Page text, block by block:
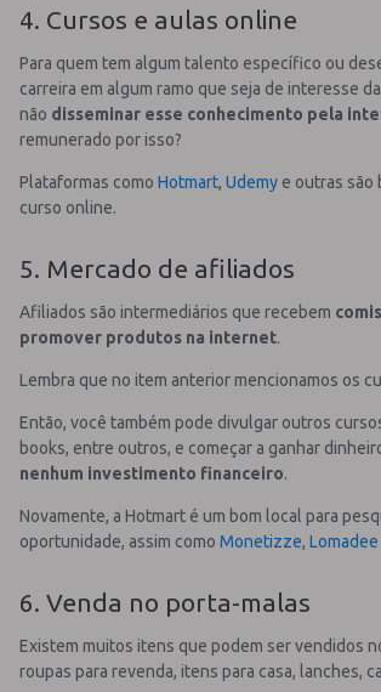
4. Cursos e aulas online
Para quem tem algum talento específico ou
carreira em algum ramo que seja de interesse
não disseminar esse conhecimento pela
remunerado por isso?
Plataformas como Hotmart, Udemy e outras são
curso online.
5. Mercado de afiliados
Afiliados são intermediários que recebem
promover produtos na internet.
Lembra que no item anterior mencionamos os
Então, você também pode divulgar outros
books, entre outros, e começar a ganhar
nenhum investimento financeiro.
Novamente, a Hotmart é um bom local para
oportunidade, assim como Monetizze, Lomadee
6. Venda no porta-malas
Existem muitos itens que podem ser vendidos
roupas para revenda, itens para casa, lanches,